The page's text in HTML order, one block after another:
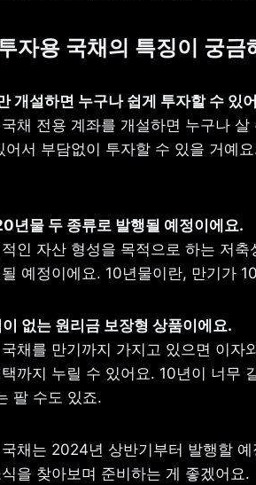
자용 국채의 특징이 궁금
채 전용 계좌를 개설하면 누구나
어서 부담없이 투자할 수 있을 거예
인 자산 형성을 목적으로 하는 저
예정이에요. 10년물이란, 만기가
채를 만기까지 가지고 있으면 이자
까지 누릴 수 있어요. 10년이 너무
팔 수도 있죠.
채는 2024년 상반기부터 발행할
을 찾아보며 준비하는 게 좋겠어요.